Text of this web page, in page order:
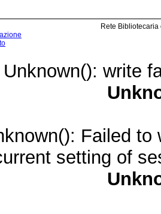
Rete
Unknown(): write
Failed
setting of